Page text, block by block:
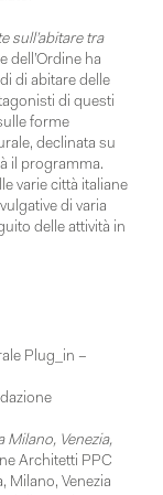
sull’abitare tra
dell’Ordine ha
di abitare delle
di questi
forme
declinata su
il programma.
varie città italiane
di varia
delle attività in
Plug_in –
Milano, Venezia,
Architetti PPC
Milano, Venezia